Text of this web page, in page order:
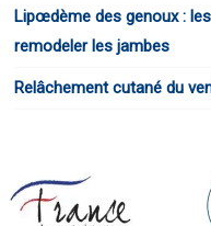
Lipœdème des genoux :
remodeler les jambes
Relâchement cutané du